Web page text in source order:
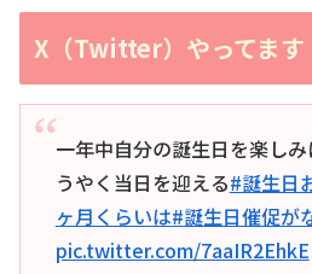
X（Twitter）やってます
一年中自分の誕生日を楽し
うやく当日を迎える#誕生日
ヶ月くらいは#誕生日催促が
pic.twitter.com/7aaIR2EhkE